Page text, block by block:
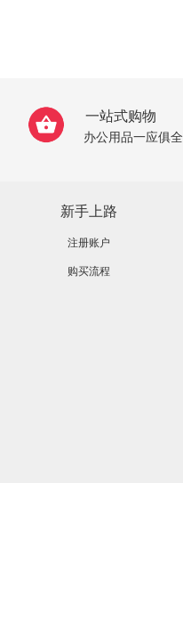
一站式购物
办公用品一应俱全
新手上路
注册账户
购买流程